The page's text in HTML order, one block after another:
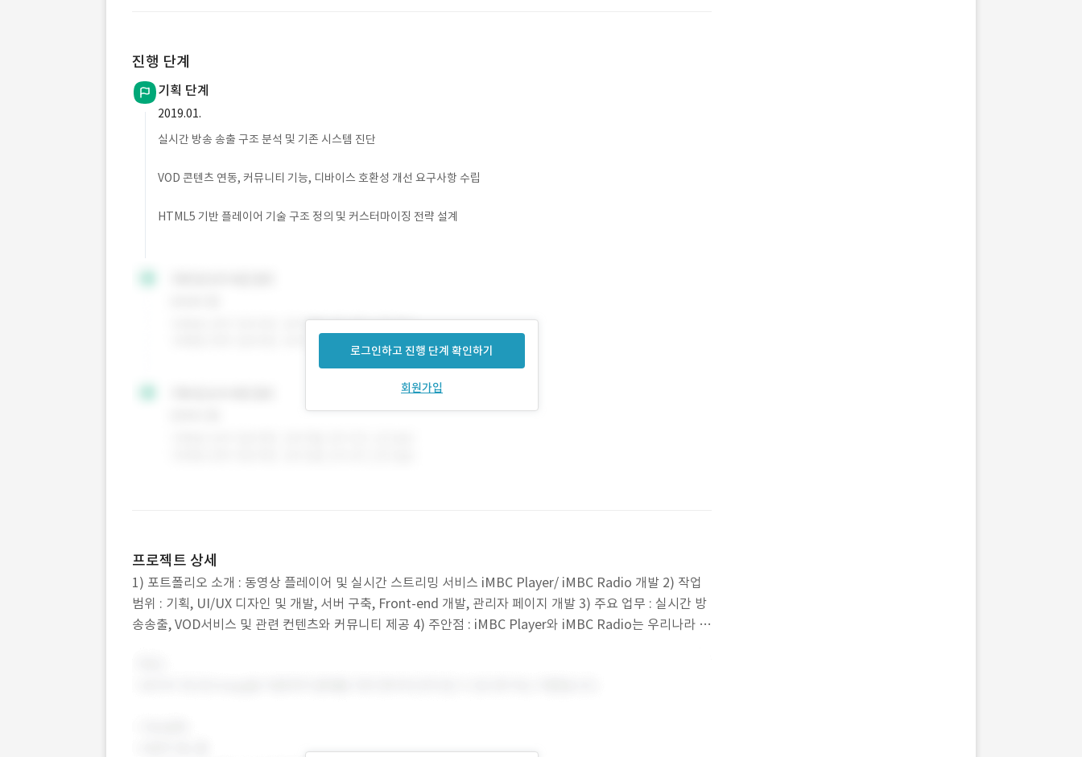
진행 단계
기획 단계
2019.01.
실시간 방송 송출 구조 분석 및 기존 시스템 진단
VOD 콘텐츠 연동, 커뮤니티 기능, 디바이스 호환성 개선 요구사항 수립
HTML5 기반 플레이어 기술 구조 정의 및 커스터마이징 전략 설계
로그인하고 진행 단계 확인하기
회원가입
프로젝트 상세
1) 포트폴리오 소개 : 동영상 플레이어 및 실시간 스트리밍 서비스 iMBC Player/ iMBC Radio 개발 2) 작업
범위 : 기획, UI/UX 디자인 및 개발, 서버 구축, Front-end 개발, 관리자 페이지 개발 3) 주요 업무 : 실시간 방
송송출, VOD서비스 및 관련 컨텐츠와 커뮤니티 제공 4) 주안점 : iMBC Player와 iMBC Radio는 우리나라 대